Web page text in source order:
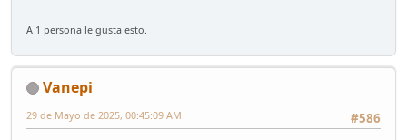
A 1 persona le gusta esto.
Vanepi
#586
29 de Mayo de 2025, 00:45:09 AM